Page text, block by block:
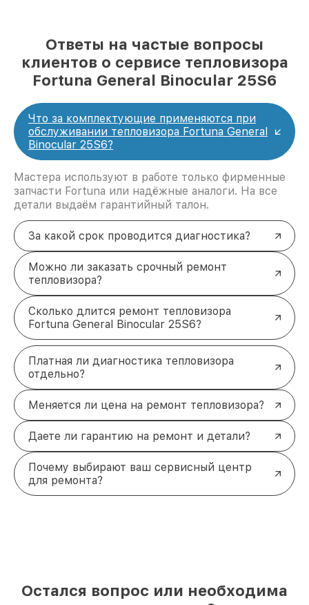
Ответы на частые вопросы
клиентов о сервисе тепловизора
Fortuna General Binocular 25S6
Что за комплектующие применяются при
обслуживании тепловизора Fortuna General
Binocular 25S6?
Мастера используют в работе только фирменные
запчасти Fortuna или надёжные аналоги. На все
детали выдаём гарантийный талон.
За какой срок проводится диагностика?
Можно ли заказать срочный ремонт
тепловизора?
Сколько длится ремонт тепловизора
Fortuna General Binocular 25S6?
Платная ли диагностика тепловизора
отдельно?
Меняется ли цена на ремонт тепловизора?
Даете ли гарантию на ремонт и детали?
Почему выбирают ваш сервисный центр
для ремонта?
Остался вопрос или необходима